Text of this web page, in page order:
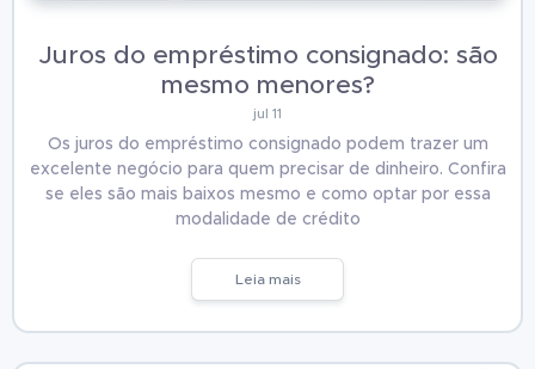
Juros do empréstimo consignado: são
mesmo menores?
jul 11
Os juros do empréstimo consignado podem trazer um
excelente negócio para quem precisar de dinheiro. Confira
se eles são mais baixos mesmo e como optar por essa
modalidade de crédito
Leia mais